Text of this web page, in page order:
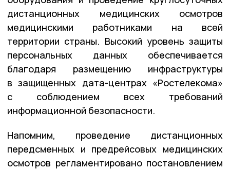
дистанционных медицинских осмотров
медицинскими работниками на всей
территории страны. Высокий уровень защиты
персональных данных обеспечивается
благодаря размещению инфраструктуры
в защищенных дата-центрах «Ростелекома»
с соблюдением всех требований
информационной безопасности.
Напомним, проведение дистанционных
передсменных и предрейсовых медицинских
осмотров регламентировано постановлением